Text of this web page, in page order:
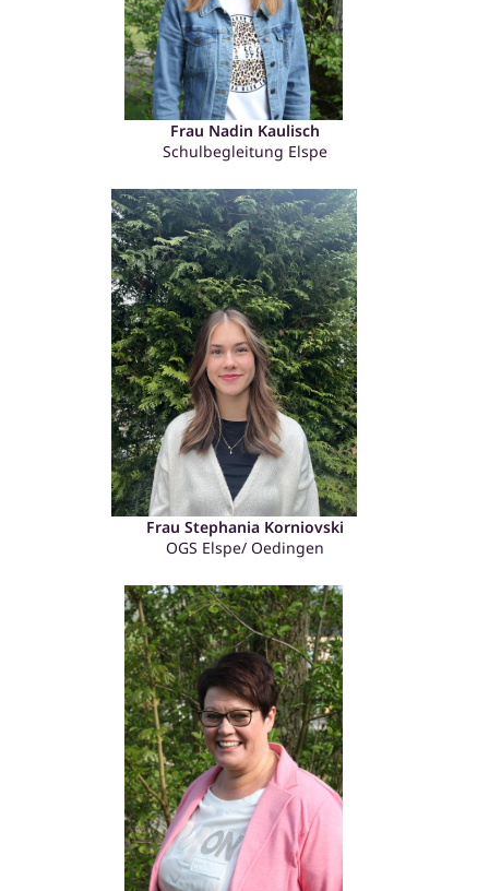
Frau Nadin Kaulisch
Schulbegleitung Elspe
Frau Stephania Korniovski
OGS Elspe/ Oedingen